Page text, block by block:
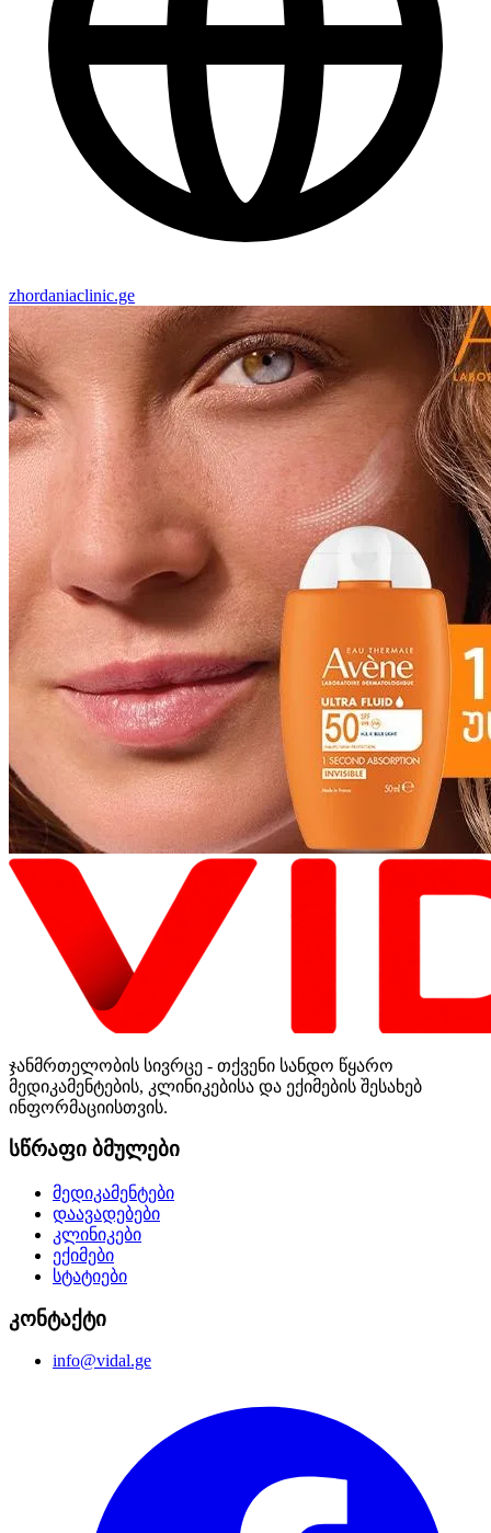
zhordaniaclinic.ge
ჯანმრთელობის სივრცე - თქვენი სანდო წყარო
მედიკამენტების, კლინიკებისა და ექიმების შესახებ
ინფორმაციისთვის.
სწრაფი ბმულები
მედიკამენტები
დაავადებები
კლინიკები
ექიმები
სტატიები
კონტაქტი
info@vidal.ge